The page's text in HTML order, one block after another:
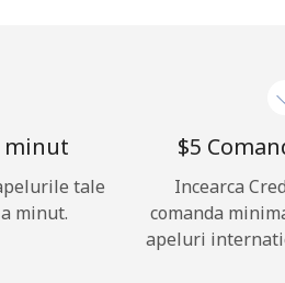
Buna!
minut
tale
minut.
⁦$5⁩
Incearca
comanda
apeluri